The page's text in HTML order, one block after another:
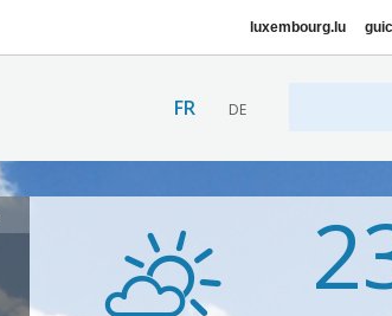
luxembourg.lu
FR DE